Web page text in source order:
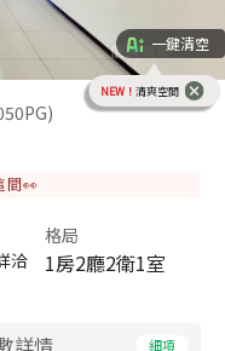
一鍵清空
NEW！ 清爽空間
間👀
洽
格局
1房2廳2衛1室
詳情 細項